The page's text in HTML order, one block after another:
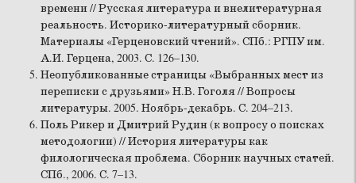
времени // Русская литература и внелитературная
реальность. Историко-литературный сборник.
Материалы «Герценовский чтений». СПб.: РГПУ им.
А.И. Герцена, 2003. С. 126–130.
Неопубликованные страницы «Выбранных мест из
переписки с друзьями» Н.В. Гоголя // Вопросы
литературы. 2005. Ноябрь-декабрь. С. 204–213.
Поль Рикер и Дмитрий Рудин (к вопросу о поисках
методологии) // История литературы как
филологическая проблема. Сборник научных статей.
СПб., 2006. С. 7–13.